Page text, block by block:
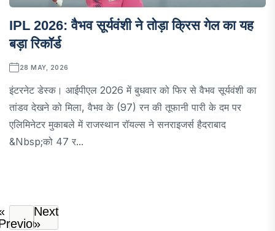
IPL 2026: वैभव सूर्यवंशी ने तोड़ा क्रिस गेल का यह
बड़ा रिकॉर्ड
28 MAY, 2026
इंटरनेट डेस्क। आईपीएल 2026 में बुधवार को फिर से वैभव सूर्यवंशी का
तांडव देखने को मिला, वैभव के (97) रन की तूफानी पारी के दम पर
एलिमिनेटर मुकाबले में राजस्थान रॉयल्स ने सनराइजर्स हैदराबाद
&nbsp;को 47 र...
Next
»